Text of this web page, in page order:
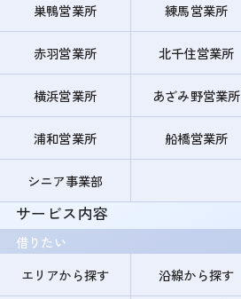
巣鴨営業所 練馬営業所
赤羽営業所 北千住営業所
横浜営業所 あざみ野営業所
浦和営業所 船橋営業所
シニア事業部
サービス内容
借りたい
エリアから探す
沿線から探す